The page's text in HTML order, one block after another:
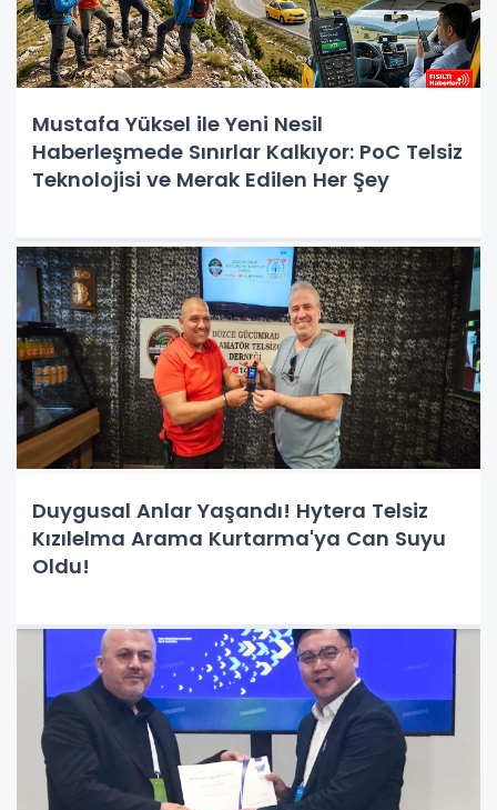
Mustafa Yüksel ile Yeni Nesil
Haberleşmede Sınırlar Kalkıyor: PoC Telsiz
Teknolojisi ve Merak Edilen Her Şey
Duygusal Anlar Yaşandı! Hytera Telsiz
Kızılelma Arama Kurtarma'ya Can Suyu
Oldu!